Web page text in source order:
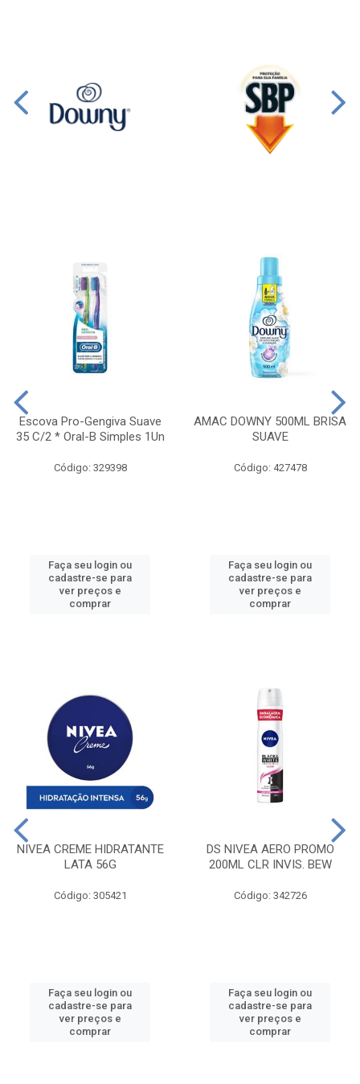
Escova Pro-Gengiva Suave
35 C/2 * Oral-B Simples 1Un
Código: 329398
Faça seu login ou
cadastre-se para
ver preços e
comprar
AMAC DOWNY 500ML BRISA
SUAVE
Código: 427478
Faça seu login ou
cadastre-se para
ver preços e
comprar
NIVEA CREME HIDRATANTE
LATA 56G
Código: 305421
Faça seu login ou
cadastre-se para
ver preços e
comprar
DS NIVEA AERO PROMO
200ML CLR INVIS. BEW
Código: 342726
Faça seu login ou
cadastre-se para
ver preços e
comprar